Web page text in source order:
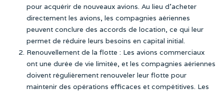
pour acquérir de nouveaux avions. Au lieu d’acheter
directement les avions, les compagnies aériennes
peuvent conclure des accords de location, ce qui leur
permet de réduire leurs besoins en capital initial.
Renouvellement de la flotte : Les avions commerciaux
ont une durée de vie limitée, et les compagnies aériennes
doivent régulièrement renouveler leur flotte pour
maintenir des opérations efficaces et compétitives. Les